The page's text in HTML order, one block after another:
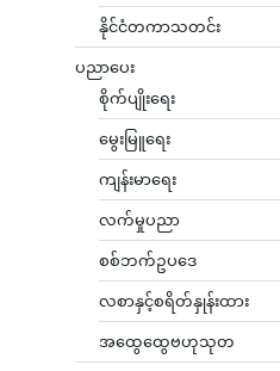
နိုင်ငံတကာသတင်း
ပညာပေး
စိုက်ပျိုးရေး
မွေးမြူရေး
ကျန်းမာရေး
လက်မှုပညာ
စစ်ဘက်ဥပဒေ
လစာနှင့်စရိတ်နှုန်းထား
အထွေထွေဗဟုသုတ